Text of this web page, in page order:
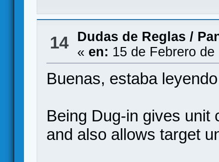
14 Dudas de Reglas /
« en: 15 de Febrero
Buenas, estaba
Being Dug-in gives unit
and also allows target